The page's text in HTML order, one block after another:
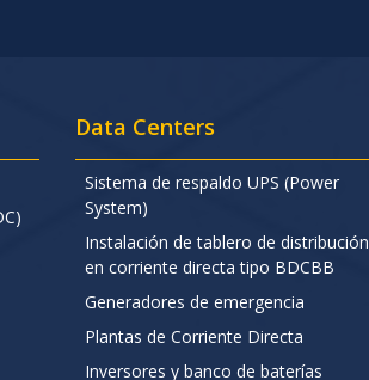
Data Centers
Sistema de respaldo UPS (Power
System)
Instalación de tablero de distribución
en corriente directa tipo BDCBB
Generadores de emergencia
Plantas de Corriente Directa
Inversores y banco de baterías